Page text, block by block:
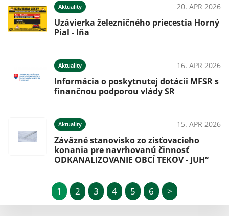
Aktuality 20. APR 2026
Uzávierka železničného priecestia Horný
Pial - Iňa
Aktuality 16. APR 2026
Informácia o poskytnutej dotácii MFSR s
finančnou podporou vlády SR
Aktuality 15. APR 2026
Záväzné stanovisko zo zisťovacieho
konania pre navrhovanú činnosť
ODKANALIZOVANIE OBCÍ TEKOV - JUH“
1 2 3 4 5 6 >